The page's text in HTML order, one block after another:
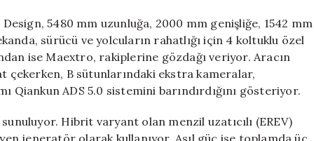
5480 mm uzunluğa, 2000 mm genişliğe, 1542 mm
sürücü ve yolcuların rahatlığı için 4 koltuklu özel
ise Maextro, rakiplerine gözdağı veriyor. Aracın
çekerken, B sütunlarındaki ekstra kameralar,
Qiankun ADS 5.0 sistemini barındırdığını gösteriyor.
Hibrit varyant olan menzil uzatıcılı (EREV)
jeneratör olarak kullanıyor. Asıl güç ise toplamda üç